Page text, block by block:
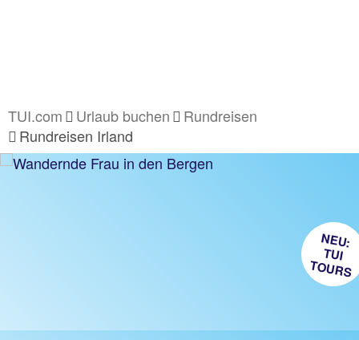
TUI.com Urlaub buchen
Rundreisen
Rundreisen Irland
NEU:
TUI
TOURS